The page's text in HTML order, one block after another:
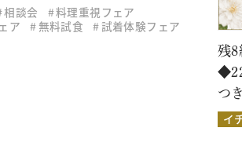
相談会
料理重視フェア
ア
無料試食 試着体験フェア
残8
つ
イ